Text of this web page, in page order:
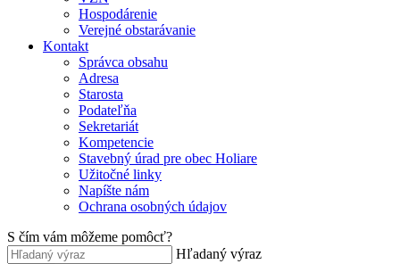
Hospodárenie
Verejné obstarávanie
Kontakt
Správca obsahu
Adresa
Starosta
Podateľňa
Sekretariát
Kompetencie
Stavebný úrad pre obec Holiare
Užitočné linky
Napíšte nám
Ochrana osobných údajov
S čím vám môžeme pomôcť?
Hľadaný výraz